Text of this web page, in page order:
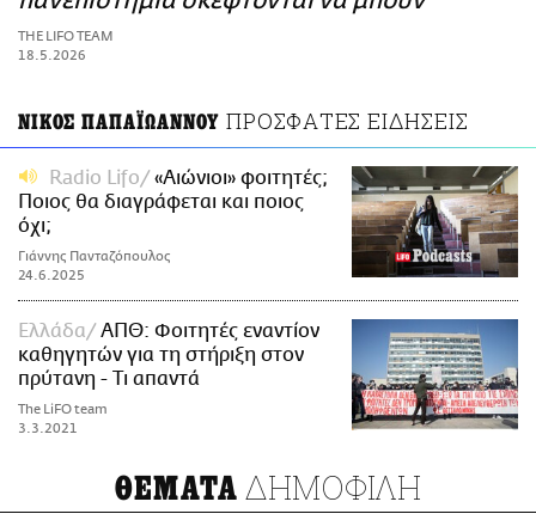
ΑΜΠΑ
PRINT
THE LIFO TEAM
18.5.2026
ΝΙΚΟΣ ΠΑΠΑΪΩΑΝΝΟΥ ΠΡΟΣΦΑΤΕΣ ΕΙΔΗΣΕΙΣ
Radio Lifo
«Αιώνιοι» φοιτητές;
Ποιος θα διαγράφεται και ποιος
όχι;
Γιάννης Πανταζόπουλος
24.6.2025
Ελλάδα
ΑΠΘ: Φοιτητές εναντίον
καθηγητών για τη στήριξη στον
πρύτανη - Τι απαντά
The LiFO team
3.3.2021
ΘΕΜΑΤΑ ΔΗΜΟΦΙΛΗ